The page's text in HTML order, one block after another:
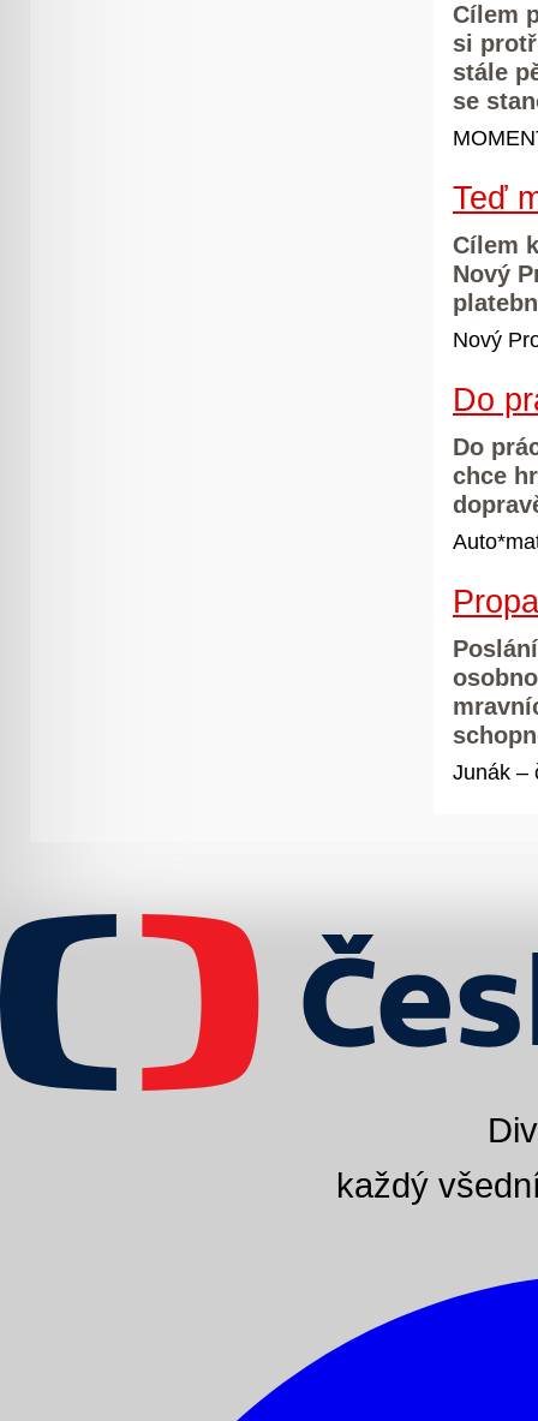
Cílem
si
stále
se
Teď
Cílem
Nový
Nový
Do
Do
chce
Junák –